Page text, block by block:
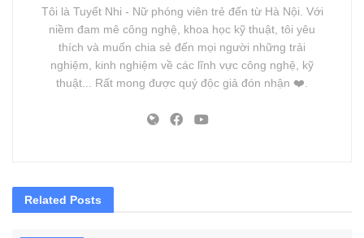
Tôi là Tuyết Nhi - Nữ phóng viên trẻ đến từ Hà Nội. Với
niềm đam mê công nghệ, khoa học kỹ thuật, tôi yêu
thích và muốn chia sẻ đến mọi người những trải
nghiệm, kinh nghiệm về các lĩnh vực công nghệ, kỹ
thuật... Rất mong được quý độc giả đón nhận ❤️.
Related Posts